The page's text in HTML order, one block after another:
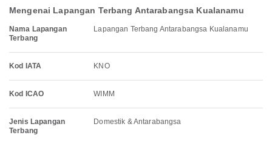
Mengenai Lapangan Terbang Antarabangsa Kualanamu
Nama Lapangan
Terbang
Lapangan Terbang Antarabangsa Kualanamu
Kod IATA KNO
Kod ICAO WIMM
Jenis Lapangan
Terbang
Domestik & Antarabangsa